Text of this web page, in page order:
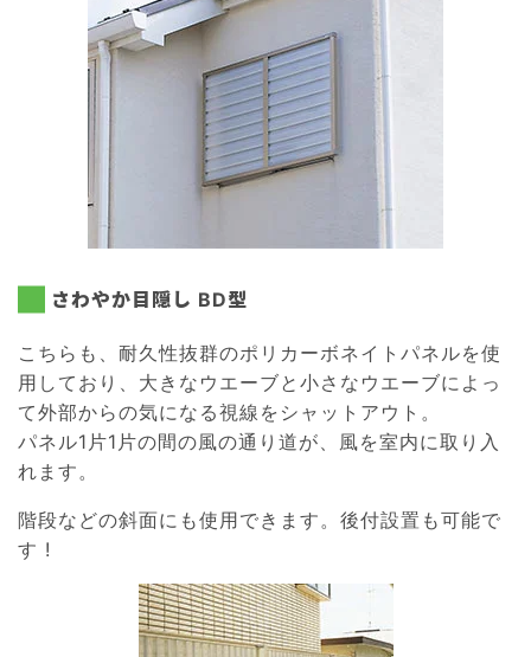
さわやか目隠し BD型
こちらも、耐久性抜群のポリカーボネイトパネルを使
用しており、大きなウエーブと小さなウエーブによっ
て外部からの気になる視線をシャットアウト。
パネル1片1片の間の風の通り道が、風を室内に取り入
れます。
階段などの斜面にも使用できます。後付設置も可能で
す !